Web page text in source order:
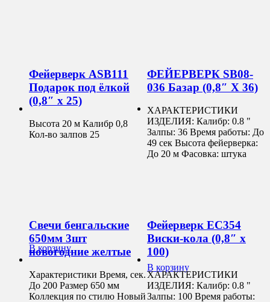
Фейерверк ASB111
Подарок под ёлкой
(0,8″ х 25)
Высота 20 м Калибр 0,8
Кол-во залпов 25
В корзину
ФЕЙЕРВЕРК SB08-
036 Базар (0,8″ Х 36)
ХАРАКТЕРИСТИКИ
ИЗДЕЛИЯ: Калибр: 0.8 "
Залпы: 36 Время работы: До
49 сек Высота фейерверка:
До 20 м Фасовка: штука
В корзину
Свечи бенгальские
650мм 3шт
новогодние желтые
Характеристики Время, сек.
До 200 Размер 650 мм
Коллекция по стилю Новый
Фейерверк ЕС354
Виски-кола (0,8″ х
100)
ХАРАКТЕРИСТИКИ
ИЗДЕЛИЯ: Калибр: 0.8 "
Залпы: 100 Время работы: